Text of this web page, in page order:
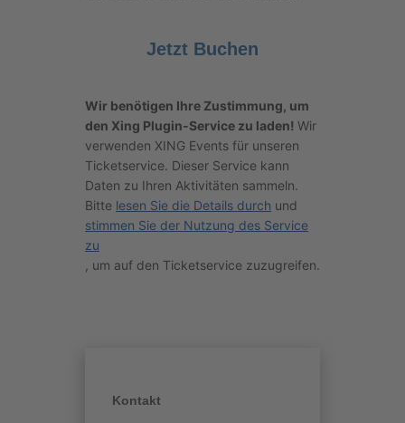
Jetzt Buchen
Wir benötigen Ihre Zustimmung, um
den Xing Plugin-Service zu laden! Wir
verwenden XING Events für unseren
Ticketservice. Dieser Service kann
Daten zu Ihren Aktivitäten sammeln.
Bitte lesen Sie die Details durch und
stimmen Sie der Nutzung des Service
zu
, um auf den Ticketservice zuzugreifen.
Kontakt